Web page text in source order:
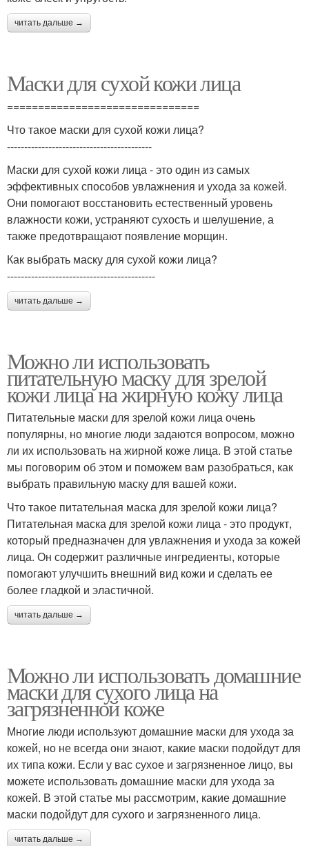
читать дальше →
Маски для сухой кожи лица
===============================
Что такое маски для сухой кожи лица?
------------------------------------------
Маски для сухой кожи лица - это один из самых
эффективных способов увлажнения и ухода за кожей.
Они помогают восстановить естественный уровень
влажности кожи, устраняют сухость и шелушение, а
также предотвращают появление морщин.
Как выбрать маску для сухой кожи лица?
-------------------------------------------
читать дальше →
Можно ли использовать
питательную маску для зрелой
кожи лица на жирную кожу лица
Питательные маски для зрелой кожи лица очень
популярны, но многие люди задаются вопросом, можно
ли их использовать на жирной коже лица. В этой статье
мы поговорим об этом и поможем вам разобраться, как
выбрать правильную маску для вашей кожи.
Что такое питательная маска для зрелой кожи лица?
Питательная маска для зрелой кожи лица - это продукт,
который предназначен для увлажнения и ухода за кожей
лица. Он содержит различные ингредиенты, которые
помогают улучшить внешний вид кожи и сделать ее
более гладкой и эластичной.
читать дальше →
Можно ли использовать домашние
маски для сухого лица на
загрязненной коже
Многие люди используют домашние маски для ухода за
кожей, но не всегда они знают, какие маски подойдут для
их типа кожи. Если у вас сухое и загрязненное лицо, вы
можете использовать домашние маски для ухода за
кожей. В этой статье мы рассмотрим, какие домашние
маски подойдут для сухого и загрязненного лица.
читать дальше →